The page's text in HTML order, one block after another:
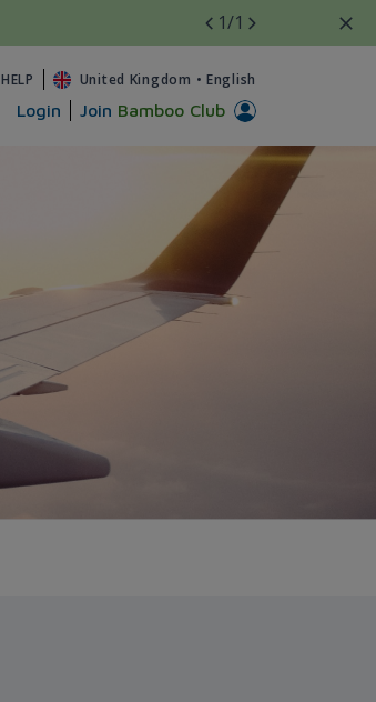
1/1
HELP United Kingdom • English
Login Join Bamboo Club